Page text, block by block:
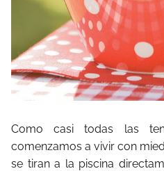
Como casi todas las
comenzamos a vivir con
se tiran a la piscina